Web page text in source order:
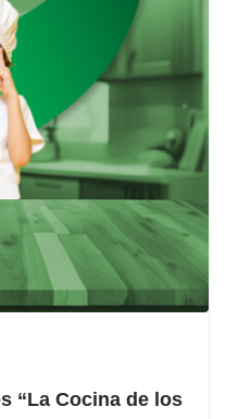
“La Cocina de los